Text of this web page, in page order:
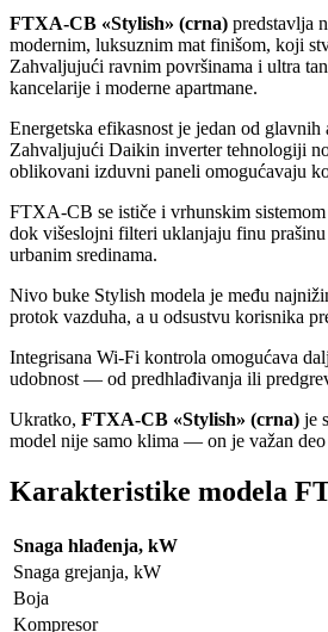
FTXA-CB «Stylish» (crna) predstavlja
modernim, luksuznim mat finišom, koji
Zahvaljujući ravnim površinama i ultra
kancelarije i moderne apartmane.
Energetska efikasnost je jedan od
Zahvaljujući Daikin inverter tehnologiji
oblikovani izduvni paneli omogućavaju
FTXA-CB se ističe i vrhunskim sistemom
dok višeslojni filteri uklanjaju finu
urbanim sredinama.
Nivo buke Stylish modela je među
protok vazduha, a u odsustvu korisnika
Integrisana Wi-Fi kontrola omogućava
udobnost — od predhlađivanja ili
Ukratko, FTXA-CB «Stylish» (crna) je
model nije samo klima — on je važan
Karakteristike modela
Snaga hlađenja, kW
Snaga grejanja, kW
Boja
Kompresor